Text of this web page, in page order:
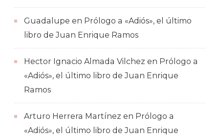
Guadalupe en Prólogo a «Adiós», el último
libro de Juan Enrique Ramos
Hector Ignacio Almada Vilchez en Prólogo a
«Adiós», el último libro de Juan Enrique
Ramos
Arturo Herrera Martínez en Prólogo a
«Adiós», el último libro de Juan Enrique